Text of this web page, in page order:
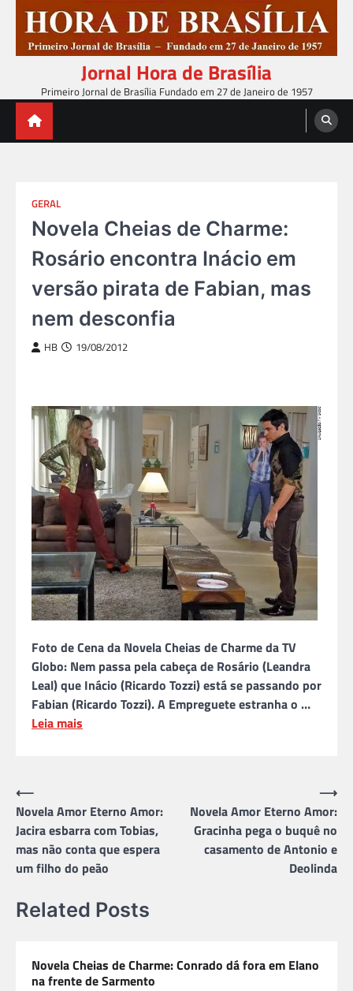
content
Jornal Hora de Brasília
Primeiro Jornal de Brasília Fundado em 27 de Janeiro de 1957
GERAL
Novela Cheias de Charme:
Rosário encontra Inácio em
versão pirata de Fabian, mas
nem desconfia
HB 19/08/2012
Foto de Cena da Novela Cheias de Charme da TV
Globo: Nem passa pela cabeça de Rosário (Leandra
Leal) que Inácio (Ricardo Tozzi) está se passando por
Fabian (Ricardo Tozzi). A Empreguete estranha o …
Leia mais
Navegação
de
Post
⟵
Novela Amor Eterno Amor:
Jacira esbarra com Tobias,
mas não conta que espera
um filho do peão
Novela Amor Eterno Amor:
Gracinha pega o buquê no
casamento de Antonio e
Deolinda
⟶
Related Posts
Novela Cheias de Charme: Conrado dá fora em Elano
na frente de Sarmento